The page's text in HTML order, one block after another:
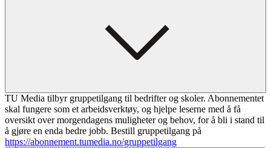
TU Media tilbyr gruppetilgang til bedrifter og skoler. Abonnementet
skal fungere som et arbeidsverktøy, og hjelpe leserne med å få
oversikt over morgendagens muligheter og behov, for å bli i stand til
å gjøre en enda bedre jobb. Bestill gruppetilgang på
https://abonnement.tumedia.no/gruppetilgang